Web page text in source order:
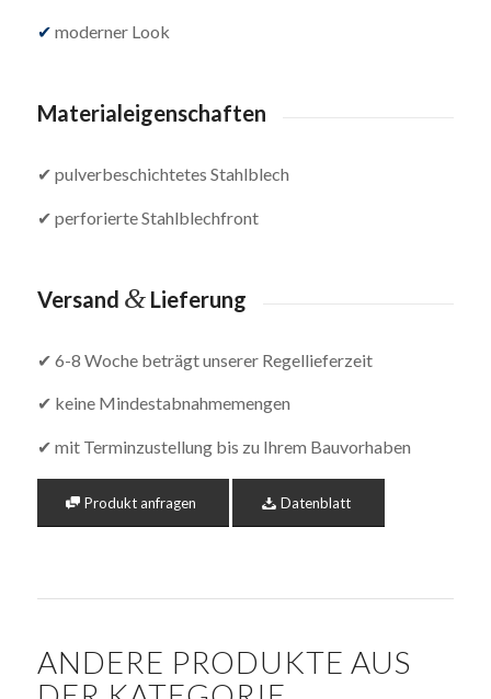
✔ moderner Look
Materialeigenschaften
✔ pulverbeschichtetes Stahlblech
✔ perforierte Stahlblechfront
Versand &Lieferung
✔ 6-8 Woche beträgt unserer Regellieferzeit
✔ keine Mindestabnahmemengen
✔ mit Terminzustellung bis zu Ihrem Bauvorhaben
Produkt anfragen Datenblatt
ANDERE PRODUKTE AUS